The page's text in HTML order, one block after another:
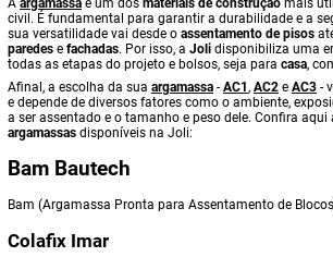
civil. É fundamental para garantir a durabilidade e a
sua versatilidade vai desde o assentamento de pisos
paredes e fachadas. Por isso, a Joli disponibiliza uma
todas as etapas do projeto e bolsos, seja para casa,
Afinal, a escolha da sua argamassa - AC1 , AC2 e AC3 -
e depende de diversos fatores como o ambiente,
a ser assentado e o tamanho e peso dele. Confira
argamassas disponíveis na Joli:
Bam Bautech
Bam (Argamassa Pronta para Assentamento de
Colafix Imar